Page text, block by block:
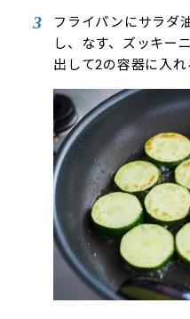
フライパンにサラダ
し、なす、ズッキー
出して2の容器に入れ